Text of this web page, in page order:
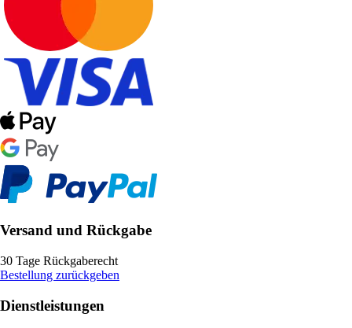
Versand und Rückgabe
30 Tage Rückgaberecht
Bestellung zurückgeben
Dienstleistungen